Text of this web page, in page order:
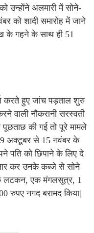
उन्होंने अलमारी में सोने-
को शादी समारोह में जाने
के गहने के साथ ही 51
करते हुए जांच पड़ताल शुरु
वाली नौकरानी सरस्वती
की गई तो पूरे मामले
अक्टूबर से 15 नवंबर के
पति को छिपाने के लिए दे
कर उनके कब्जे से सोने
लटकन, एक मंगलसूत्र, 1
रुपए नगद बरामद किया|